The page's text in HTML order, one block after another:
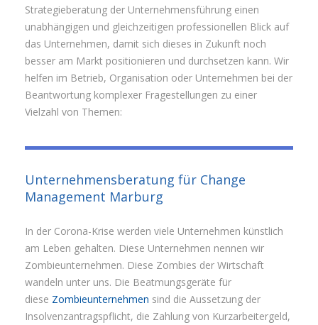
Strategieberatung der Unternehmensführung einen
unabhängigen und gleichzeitigen professionellen Blick auf
das Unternehmen, damit sich dieses in Zukunft noch
besser am Markt positionieren und durchsetzen kann. Wir
helfen im Betrieb, Organisation oder Unternehmen bei der
Beantwortung komplexer Fragestellungen zu einer
Vielzahl von Themen:
Unternehmensberatung für Change
Management Marburg
In der Corona-Krise werden viele Unternehmen künstlich
am Leben gehalten. Diese Unternehmen nennen wir
Zombieunternehmen. Diese Zombies der Wirtschaft
wandeln unter uns. Die Beatmungsgeräte für
diese Zombieunternehmen sind die Aussetzung der
Insolvenzantragspflicht, die Zahlung von Kurzarbeitergeld,